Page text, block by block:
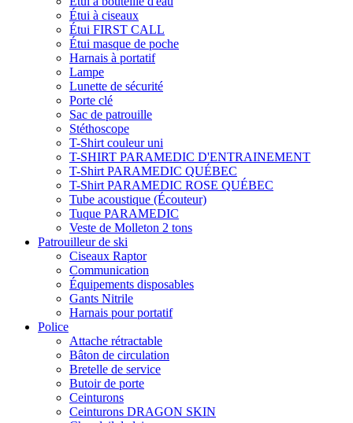
Étui à ciseaux
Étui FIRST CALL
Étui masque de poche
Harnais à portatif
Lampe
Lunette de sécurité
Porte clé
Sac de patrouille
Stéthoscope
T-Shirt couleur uni
T-SHIRT PARAMEDIC D'ENTRAINEMENT
T-Shirt PARAMEDIC QUÉBEC
T-Shirt PARAMEDIC ROSE QUÉBEC
Tube acoustique (Écouteur)
Tuque PARAMEDIC
Veste de Molleton 2 tons
Patrouilleur de ski
Ciseaux Raptor
Communication
Équipements disposables
Gants Nitrile
Harnais pour portatif
Police
Attache rétractable
Bâton de circulation
Bretelle de service
Butoir de porte
Ceinturons
Ceinturons DRAGON SKIN